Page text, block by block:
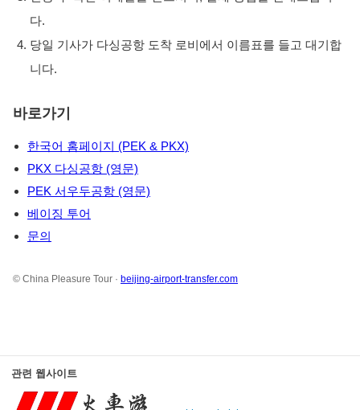
다.
당일 기사가 다싱공항 도착 로비에서 이름표를 들고 대기합
니다.
바로가기
한국어 홈페이지 (PEK & PKX)
PKX 다싱공항 (영문)
PEK 서우두공항 (영문)
베이징 투어
문의
© China Pleasure Tour · beijing-airport-transfer.com
관련 웹사이트